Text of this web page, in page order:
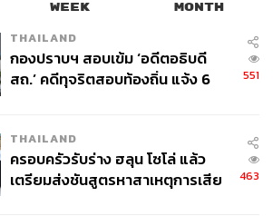
WEEK MONTH
THAILAND
กองปราบฯ สอบเข้ม ‘อดีตอธิบดี
สถ.’ คดีทุจริตสอบท้องถิ่น แจ้ง 6
551
THAILAND
ครอบครัวรับร่าง ฮลุน โซโล่ แล้ว
เตรียมส่งชันสูตรหาสาเหตุการเสีย
463